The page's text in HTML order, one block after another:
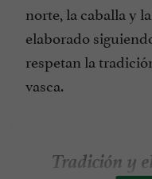
norte, la caballa y
elaborado
respetan la
vasca.
Tradición y